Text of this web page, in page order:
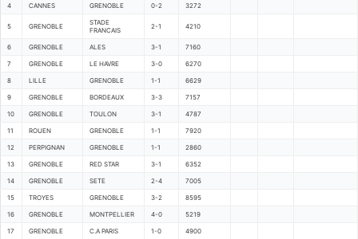
4 CANNES GRENOBLE 0-2 3272
5 GRENOBLE
STADE
FRANCAIS
2-1 4210
6 GRENOBLE ALES 3-1 7160
7 GRENOBLE LE HAVRE 3-0 6270
8 LILLE GRENOBLE 1-1 6629
9 GRENOBLE BORDEAUX 3-3 7157
10 GRENOBLE TOULON 3-1 4787
11 ROUEN GRENOBLE 1-1 7920
12 PERPIGNAN GRENOBLE 1-1 2860
13 GRENOBLE RED STAR 3-1 6352
14 GRENOBLE SETE 2-4 7005
15 TROYES GRENOBLE 3-2 8595
16 GRENOBLE MONTPELLIER 4-0 5219
17 GRENOBLE C.A PARIS 1-0 4900